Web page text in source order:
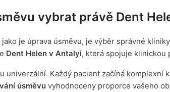
vybrat právě Dent
je úprava úsměvu, je výběr správné
Dent Helen v Antalyi, která spojuje klinickou
univerzální. Každý pacient začíná komplexní
úsměvu vyhodnoceny proporce vašeho